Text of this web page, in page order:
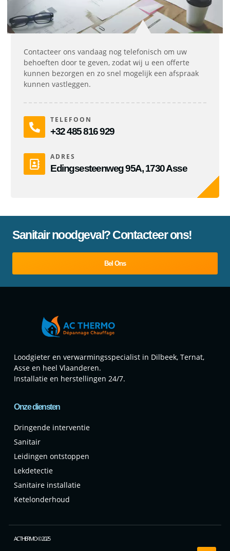
Contacteer ons vandaag nog telefonisch om uw
behoeften door te geven, zodat wij u een offerte
kunnen bezorgen en zo snel mogelijk een afspraak
kunnen vastleggen.
TELEFOON
+32 485 816 929
ADRES
Edingsesteenweg 95A, 1730 Asse
Sanitair noodgeval? Contacteer ons!
Bel Ons
Loodgieter en verwarmingsspecialist in Dilbeek, Ternat,
Asse en heel Vlaanderen.
Installatie en herstellingen 24/7.
Onze diensten
Dringende interventie
Sanitair
Leidingen ontstoppen
Lekdetectie
Sanitaire installatie
Ketelonderhoud
AC THERMO © 2025